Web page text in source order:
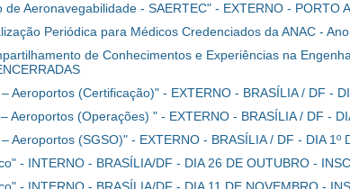
Aeronavegabilidade - SAERTEC" - EXTERNO - PORTO
Periódica para Médicos Credenciados da ANAC -
de Conhecimentos e Experiências na
Aeroportos (Certificação)" - EXTERNO - BRASÍLIA / DF -
Aeroportos (Operações) " - EXTERNO - BRASÍLIA / DF -
Aeroportos (SGSO)" - EXTERNO - BRASÍLIA / DF - DIA 1º
- INTERNO - BRASÍLIA/DF - DIA 26 DE OUTUBRO -